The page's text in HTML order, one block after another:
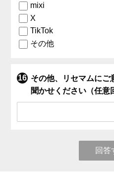
mixi
X
TikTok
その他
その他、リセマムにご
聞かせください（任意
回答